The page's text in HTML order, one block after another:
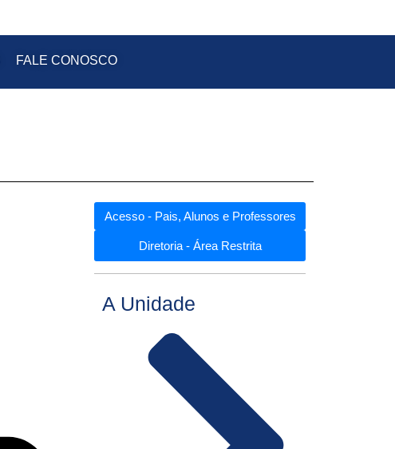
FALE CONOSCO
Acesso - Pais, Alunos e Professores
Diretoria - Área Restrita
A Unidade